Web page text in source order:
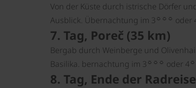
Von der Küste durch istrische Dörfer
Ausblick. Übernachtung im 3☼☼☼ oder
7. Tag, Poreč (35 km)
Bergab durch Weinberge und
Basilika. bernachtung im 3☼☼☼ oder 4
8. Tag, Ende der Radreise